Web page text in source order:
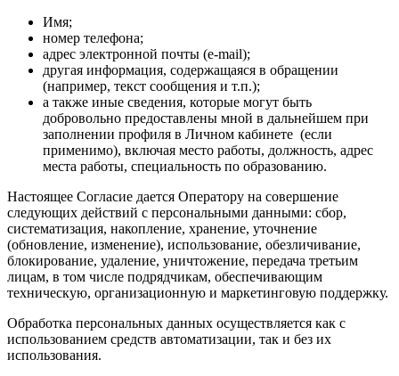
Имя;
номер телефона;
адрес электронной почты (e-mail);
другая информация, содержащаяся в обращении
(например, текст сообщения и т.п.);
а также иные сведения, которые могут быть
добровольно предоставлены мной в дальнейшем при
заполнении профиля в Личном кабинете (если
применимо), включая место работы, должность, адрес
места работы, специальность по образованию.
Настоящее Согласие дается Оператору на совершение
следующих действий с персональными данными: сбор,
систематизация, накопление, хранение, уточнение
(обновление, изменение), использование, обезличивание,
блокирование, удаление, уничтожение, передача третьим
лицам, в том числе подрядчикам, обеспечивающим
техническую, организационную и маркетинговую поддержку.
Обработка персональных данных осуществляется как с
использованием средств автоматизации, так и без их
использования.